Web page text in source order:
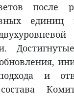
после
единиц
и